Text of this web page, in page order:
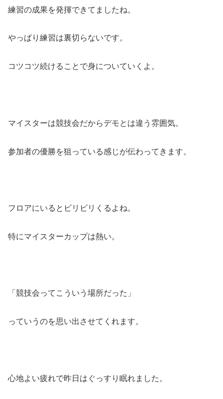
練習の成果を発揮できてましたね。
やっぱり練習は裏切らないです。
コツコツ続けることで身についていくよ。
マイスターは競技会だからデモとは違う雰囲気。
参加者の優勝を狙っている感じが伝わってきます。
フロアにいるとビリビリくるよね。
特にマイスターカップは熱い。
「競技会ってこういう場所だった」
っていうのを思い出させてくれます。
心地よい疲れで昨日はぐっすり眠れました。